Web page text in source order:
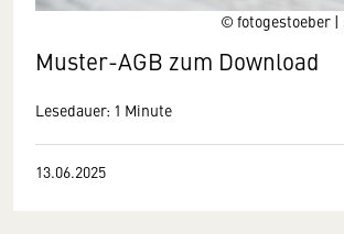
© fotogestoeber |
Muster-AGB zum Download
Lesedauer: 1 Minute
13.06.2025